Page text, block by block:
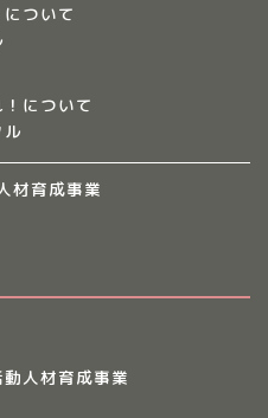
ついて
について
材育成事業
人材育成事業
マ集まれ！スタッフ
のママ集まれ！
大分のママ集まれ！